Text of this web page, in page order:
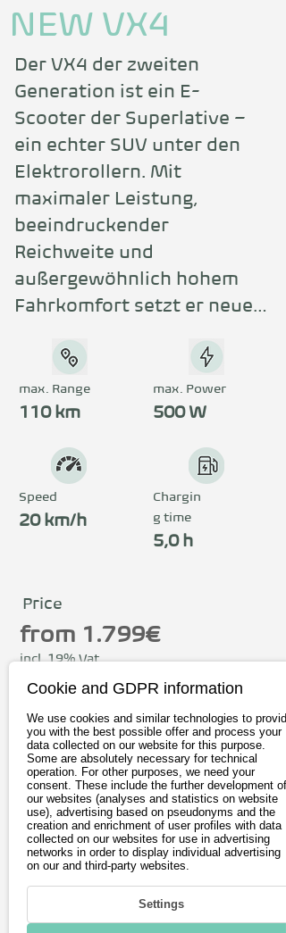
NEW VX4
Der VX4 der zweiten
Generation ist ein E-
Scooter der Superlative –
ein echter SUV unter den
Elektrorollern. Mit
maximaler Leistung,
beeindruckender
Reichweite und
außergewöhnlich hohem
Fahrkomfort setzt er neue
52 V-Motor mit 500 W
Dauerleistung und einer
Spitzenleistung von bis zu
anspruchsvolles Gelände
mühelos. Mit einer
Reichweite von bis zu
110 km eignet sich der VX4
Die integrierte
Blinkfunktion sorgt für
zusätzliche Sicherheit, und
in der 20 km/h-Version ist
er straßenzugelassen in
Deutschland. Käufer
profitieren außerdem von
kostenlosem Versand und
24 Monaten Garantie.
Nutze unseren exklusiven
Rabattcode, um beim Kauf
auf der Herstellerseite zu
sparen: VOYLT15
max. Range
110 km
Speed
20 km/h
max. Power
500 W
Chargin
g time
5,0 h
Price
from 1.799€
incl. 19% Vat
To the provider*
Driving
Charging & Range
Connectivity
Technical details
Cookie and GDPR information
We use cookies and similar technologies to provide
you with the best possible offer and process your
data collected on our website for this purpose.
Some are absolutely necessary for technical
operation. For other purposes, we need your
consent. These include the further development of
our websites (analyses and statistics on website
use), advertising based on pseudonyms and the
creation and enrichment of user profiles with data
collected on our websites for use in advertising
networks in order to display individual advertising
on our and third-party websites.
Settings